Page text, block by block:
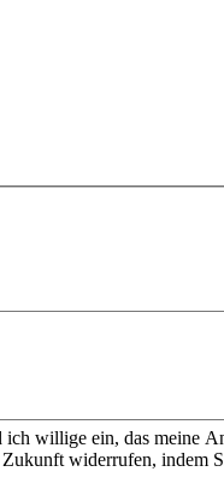
willige ein, das meine
widerrufen, indem